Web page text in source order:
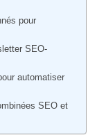
pour
SEO-
automatiser
SEO et